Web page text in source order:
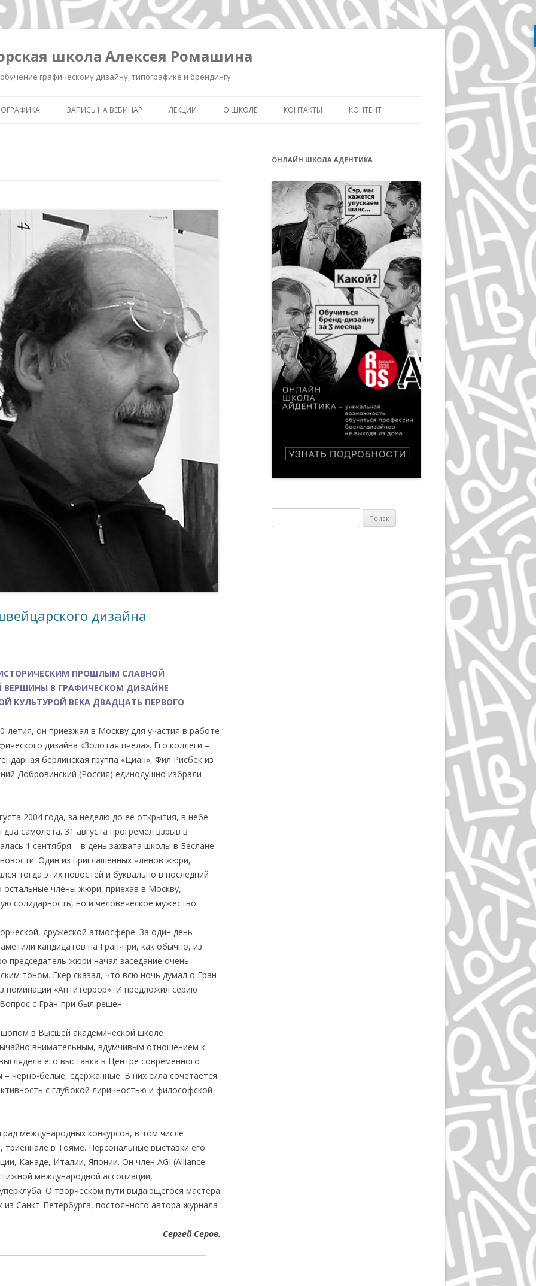
школа Алексея Ромашина
графическому дизайну, типографике и брендингу
ЗАПИСЬ НА ВЕБИНАР ЛЕКЦИИ
ДИЗАЙНЕРОВ И РЕКЛАМИСТОВ»
ЗАПИСЬ ЛЕКЦИИ
«ПИКТОГРАММА, ПОНЯТЬ ЗА
ПОЛСЕКУНДЫ»
«ИСТОРИЧЕСКОЕ
ПРОТОТИПИРОВАНИЕ В
ДИЗАЙНЕ»
3 ЛЕКЦИИ О ГРАФИЧЕСКОМ
ДИЗАЙНЕ ГЦСИ
О ШКОЛЕ
ОБУЧЕНИЕ ДИЗАЙНУ И
КОНТАКТЫ КОНТЕНТ
ЭВОЛЮЦИЯ АЙДЕНТИКИ
ДЭВИД КАРСОН
ВОЛЬФГАНГ ВАЙНГАРД
ГЕРБ ЛЮБАЛИН
ПОЛ РЕНД
ЭПРИЛ ГРЕЙМАН
ИВАН ЧЕРМАЕВ
АЛАН ФЛЕТЧЕР
ГРУППА HIPGNOSIS
KАРЕЛ МАРТЕНС
РОЛЬФ МЮЛЛЕР
ДАН РАЙЗИНГЕР
ВЕРНЕР ЕККЕР
ДМИТРИЙ КАВКО
ЛЕЙЕНДЕКЕР
дизайна
ПРОШЛЫМ СЛАВНОЙ
В ГРАФИЧЕСКОМ ДИЗАЙНЕ
КУЛЬТУРОЙ ВЕКА ДВАДЦАТЬ ПЕРВОГО
летия, он приезжал в Москву для участия в работе
дизайна «Золотая пчела». Его коллеги –
берлинская группа «Циан», Фил Рисбек из
Добровинский (Россия) единодушно избрали
2004 года, за неделю до ее открытия, в небе
самолета. 31 августа прогремел взрыв в
1 сентября – в день захвата школы в Беслане.
Один из приглашенных членов жюри,
тогда этих новостей и буквально в последний
остальные члены жюри, приехав в Москву,
солидарность, но и человеческое мужество.
дружеской атмосфере. За один день
кандидатов на Гран-при, как обычно, из
председатель жюри начал заседание очень
тоном. Екер сказал, что всю ночь думал о Гран-
номинации «Антитеррор». И предложил серию
с Гран-при был решен.
в Высшей академической школе
внимательным, вдумчивым отношением к
его выставка в Центре современного
– черно-белые, сдержанные. В них сила сочетается
с глубокой лиричностью и философской
международных конкурсов, в том числе
в Тояме. Персональные выставки его
Канаде, Италии, Японии. Он член AGI (Alliance
международной ассоциации,
О творческом пути выдающегося мастера
Санкт-Петербурга, постоянного автора журнала
Сергей Серов.
ОНЛАЙН ШКОЛА АДЕНТИКА